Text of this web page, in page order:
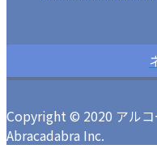
Copyright © 2020 アル
Abracadabra Inc.